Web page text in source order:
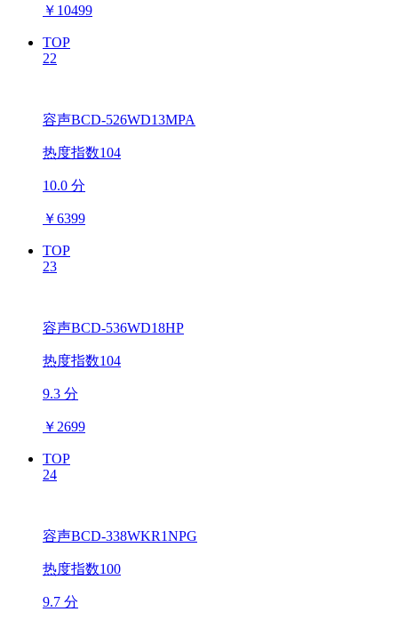
￥ 10499
TOP
22
容声BCD-526WD13MPA
热度指数104
10.0 分
￥6399
TOP
23
容声BCD-536WD18HP
热度指数104
9.3 分
￥ 2699
TOP
24
容声BCD-338WKR1NPG
热度指数100
9.7 分